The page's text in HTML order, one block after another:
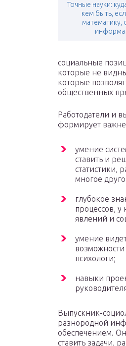
Точные науки:
кем быть,
математику,
социальные
которые не
которые
общественных
Работодатели и
формирует
умение
ставить и
статистики,
многое
глубокое
процессов, у
явлений и
умение
психологи;
навыки
Выпускник-
разнородной
обеспечением.
ставить задачи,